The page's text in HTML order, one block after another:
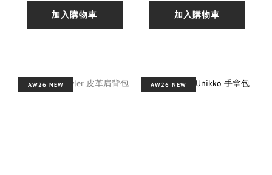
加入購物車 加入購物車
AW26 NEW AW26 NEW